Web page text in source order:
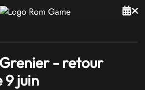
- retour
9 juin